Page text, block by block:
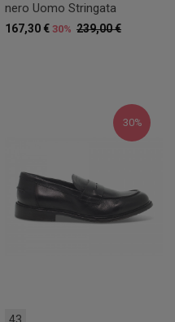
nero Uomo Stringata
239,00 €
167,30 € 30%
30%